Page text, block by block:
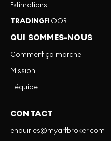
Estimations
TRADINGFLOOR
QUI SOMMES-NOUS
Comment ça marche
Mission
L'équipe
CONTACT
enquiries@myartbroker.com